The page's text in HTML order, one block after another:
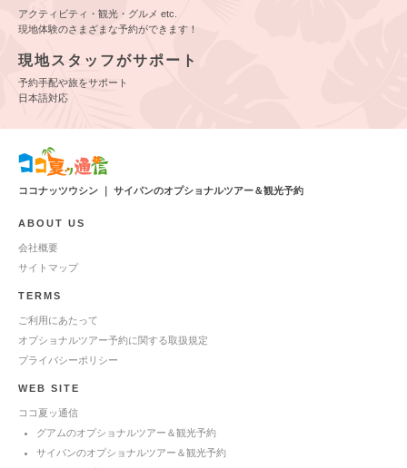
アクティビティ・観光・グルメ etc.
現地体験のさまざまな予約ができます！
現地スタッフがサポート
予約手配や旅をサポート
日本語対応
ココナッツウシン ｜ サイパンのオプショナルツアー＆観光予約
ABOUT US
会社概要
サイトマップ
TERMS
ご利用にあたって
オプショナルツアー予約に関する取扱規定
プライバシーポリシー
WEB SITE
ココ夏ッ通信
グアムのオプショナルツアー＆観光予約
サイパンのオプショナルツアー＆観光予約